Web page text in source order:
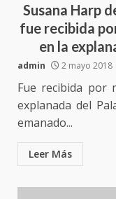
Susana Harp
fue recibida
en la
admin 2 mayo 2018
Fue recibida por
explanada del
emanado...
Leer Más